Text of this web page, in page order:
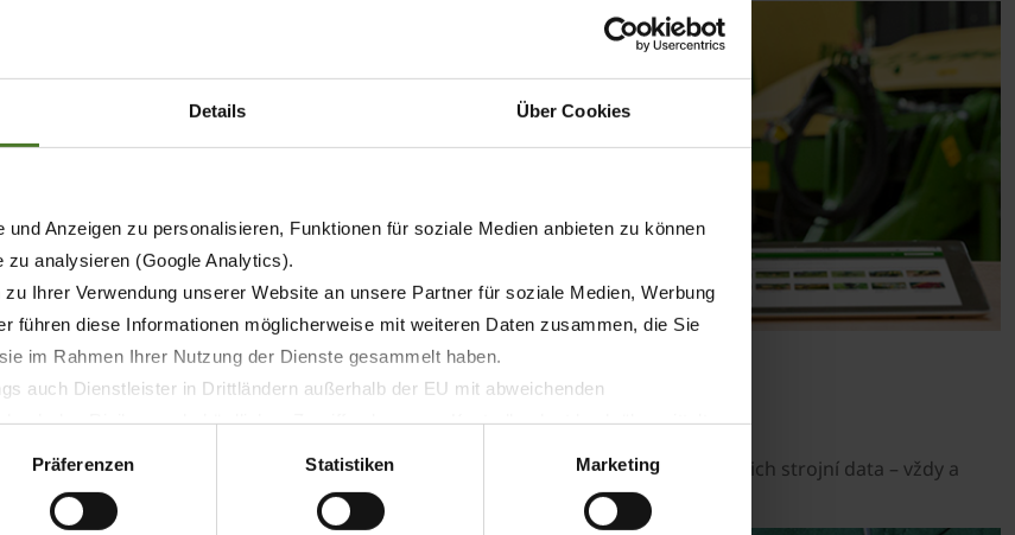
Details Über Cookies
Anzeigen zu personalisieren, Funktionen für soziale Medien anbieten zu können
zu analysieren (Google Analytics).
Ihrer Verwendung unserer Website an unsere Partner für soziale Medien, Werbung
führen diese Informationen möglicherweise mit weiteren Daten zusammen, die Sie
im Rahmen Ihrer Nutzung der Dienste gesammelt haben.
auch Dienstleister in Drittländern außerhalb der EU mit abweichenden
das Risiko von behördlichen Zugriffen bzw. von Kontrollverlust bzgl. übermittelter
Präferenzen Statistiken Marketing
informace
Smart Telematics
Udržujte si přehled o svých strojích KRONE a sledujte jejich strojní data – vždy a
kdekoliv.